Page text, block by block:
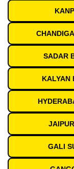
SADAR
KALYAN
GALI